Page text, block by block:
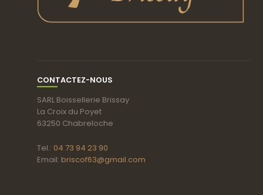
CONTACTEZ-NOUS
SARL Boissellerie Brissay
La Croix du Poyet
63250 Chabreloche
Tel.: 04 73 94 23 90
Email: briscof63@gmail.com